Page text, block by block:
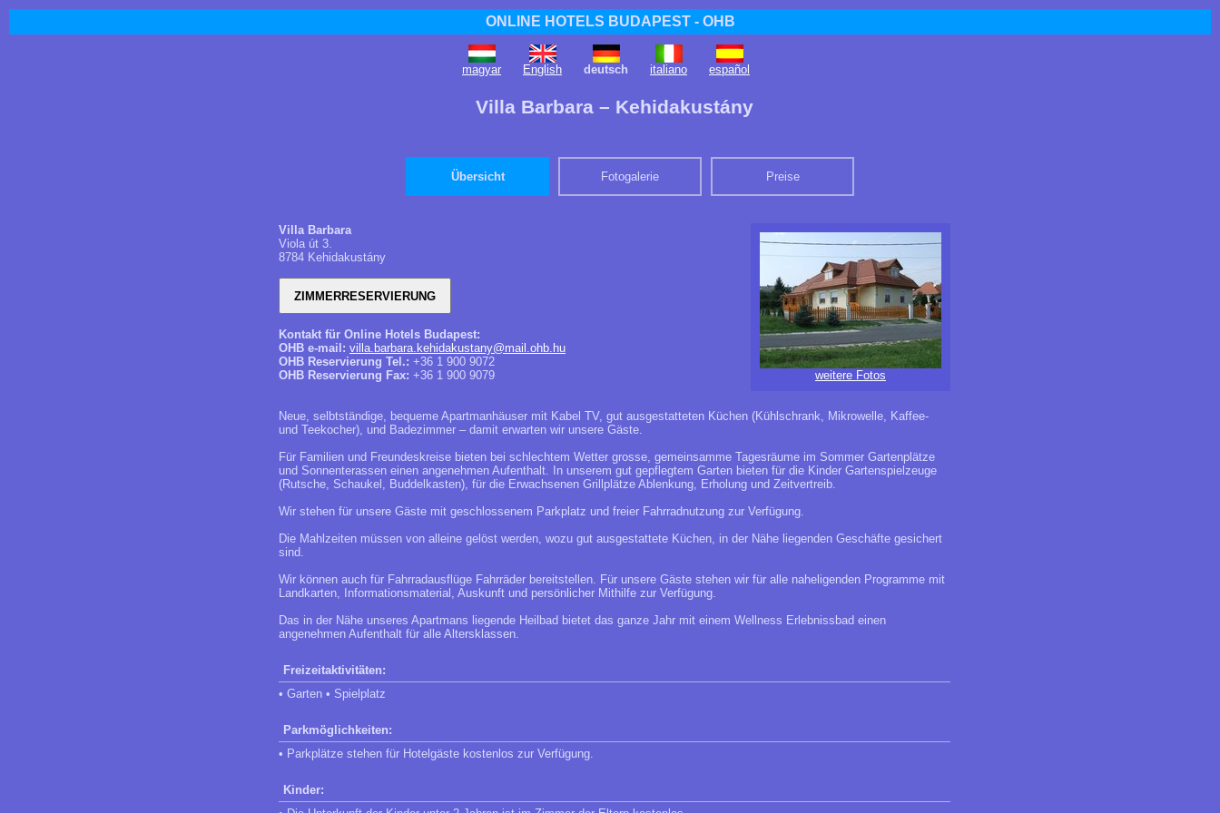
ONLINE HOTELS BUDAPEST - OHB
magyar English deutsch italiano español
Villa Barbara – Kehidakustány
Übersicht Fotogalerie Preise
weitere Fotos
Villa Barbara
Viola út 3.
8784 Kehidakustány
Kontakt für Online Hotels Budapest:
OHB e-mail: villa.barbara.kehidakustany@mail.ohb.hu
OHB Reservierung Tel.: +36 1 900 9072
OHB Reservierung Fax: +36 1 900 9079
Neue, selbtständige, bequeme Apartmanhäuser mit Kabel TV, gut ausgestatteten Küchen (Kühlschrank, Mikrowelle, Kaffee-
und Teekocher), und Badezimmer – damit erwarten wir unsere Gäste.
Für Familien und Freundeskreise bieten bei schlechtem Wetter grosse, gemeinsamme Tagesräume im Sommer Gartenplätze
und Sonnenterassen einen angenehmen Aufenthalt. In unserem gut gepflegtem Garten bieten für die Kinder Gartenspielzeuge
(Rutsche, Schaukel, Buddelkasten), für die Erwachsenen Grillplätze Ablenkung, Erholung und Zeitvertreib.
Wir stehen für unsere Gäste mit geschlossenem Parkplatz und freier Fahrradnutzung zur Verfügung.
Die Mahlzeiten müssen von alleine gelöst werden, wozu gut ausgestattete Küchen, in der Nähe liegenden Geschäfte gesichert
sind.
Wir können auch für Fahrradausflüge Fahrräder bereitstellen. Für unsere Gäste stehen wir für alle naheligenden Programme mit
Landkarten, Informationsmaterial, Auskunft und persönlicher Mithilfe zur Verfügung.
Das in der Nähe unseres Apartmans liegende Heilbad bietet das ganze Jahr mit einem Wellness Erlebnissbad einen
angenehmen Aufenthalt für alle Altersklassen.
Freizeitaktivitäten:
• Garten • Spielplatz
Parkmöglichkeiten:
• Parkplätze stehen für Hotelgäste kostenlos zur Verfügung.
Kinder: